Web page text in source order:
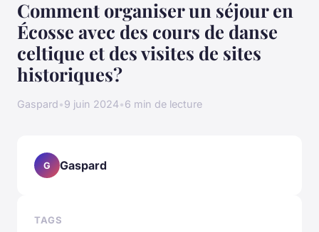
Comment organiser un séjour en
Écosse avec des cours de danse
celtique et des visites de sites
historiques?
Gaspard•9 juin 2024•6 min de lecture
G Gaspard
TAGS